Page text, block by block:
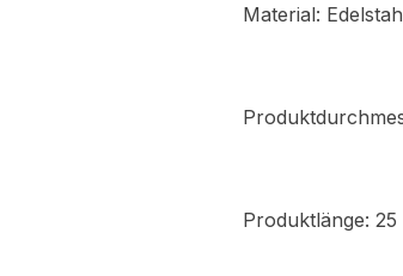
Material:
Produktlänge: